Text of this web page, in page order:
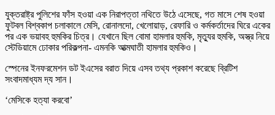
যুক্তরাষ্ট্র পুলিশের ফাঁস হওয়া এক নিরাপত্তা নথিতে উঠে এসেছে, গত মাসে শেষ হওয়া
ফুটবল বিশ্বকাপ চলাকালে মেসি, রোনালদো, খেলোয়াড়, রেফারি ও কর্মকর্তাদের ঘিরে একের
পর এক ভয়াবহ হুমকির চিত্র। যেখানে ছিল বোমা হামলার হুমকি, মৃত্যুর হুমকি, অস্ত্র নিয়ে
স্টেডিয়ামে ঢোকার পরিকল্পনা- এমনকি আত্মঘাতী হামলার হুমকিও।
স্পেনের ইনফরমেশন ডট ইএসের বরাত দিয়ে এসব তথ্য প্রকাশ করেছে ব্রিটিশ
সংবাদমাধ্যম দ্য সান।
‘মেসিকে হত্যা করবো’